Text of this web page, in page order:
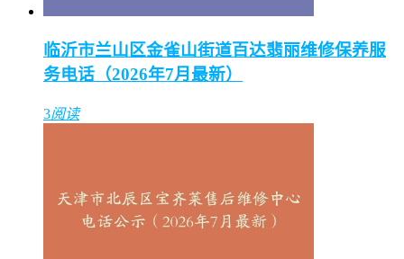
临沂市兰山区金雀山街道百达翡丽维修保养服
务电话（2026年7月最新）
3阅读